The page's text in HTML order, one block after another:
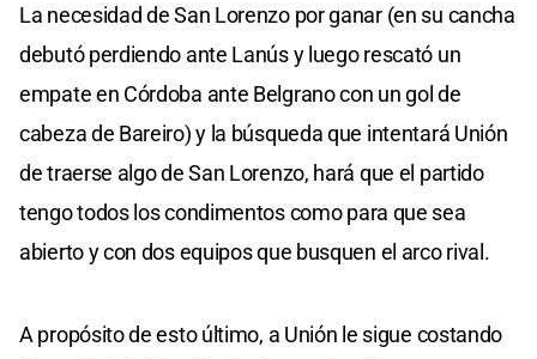
La necesidad de San Lorenzo por ganar (en su cancha
debutó perdiendo ante Lanús y luego rescató un
empate en Córdoba ante Belgrano con un gol de
cabeza de Bareiro) y la búsqueda que intentará Unión
de traerse algo de San Lorenzo, hará que el partido
tengo todos los condimentos como para que sea
abierto y con dos equipos que busquen el arco rival.
A propósito de esto último, a Unión le sigue costando